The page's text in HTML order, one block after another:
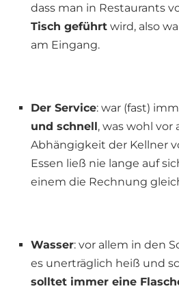
dass man in Restaurants
Tisch geführt wird, also
am Eingang.
Der Service: war (fast)
und schnell, was wohl vor
Abhängigkeit der Kellner
Essen ließ nie lange auf
einem die Rechnung
Wasser: vor allem in den
es unerträglich heiß und
solltet immer eine